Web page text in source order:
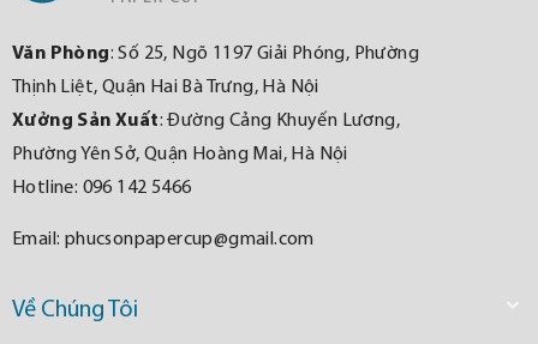
Văn Phòng: Số 25, Ngõ 1197 Giải Phóng, Phường
Thịnh Liệt, Quận Hai Bà Trưng, Hà Nội
Xưởng Sản Xuất: Đường Cảng Khuyến Lương,
Phường Yên Sở, Quận Hoàng Mai, Hà Nội
Hotline: 096 142 5466
Email: phucsonpapercup@gmail.com
Về Chúng Tôi 